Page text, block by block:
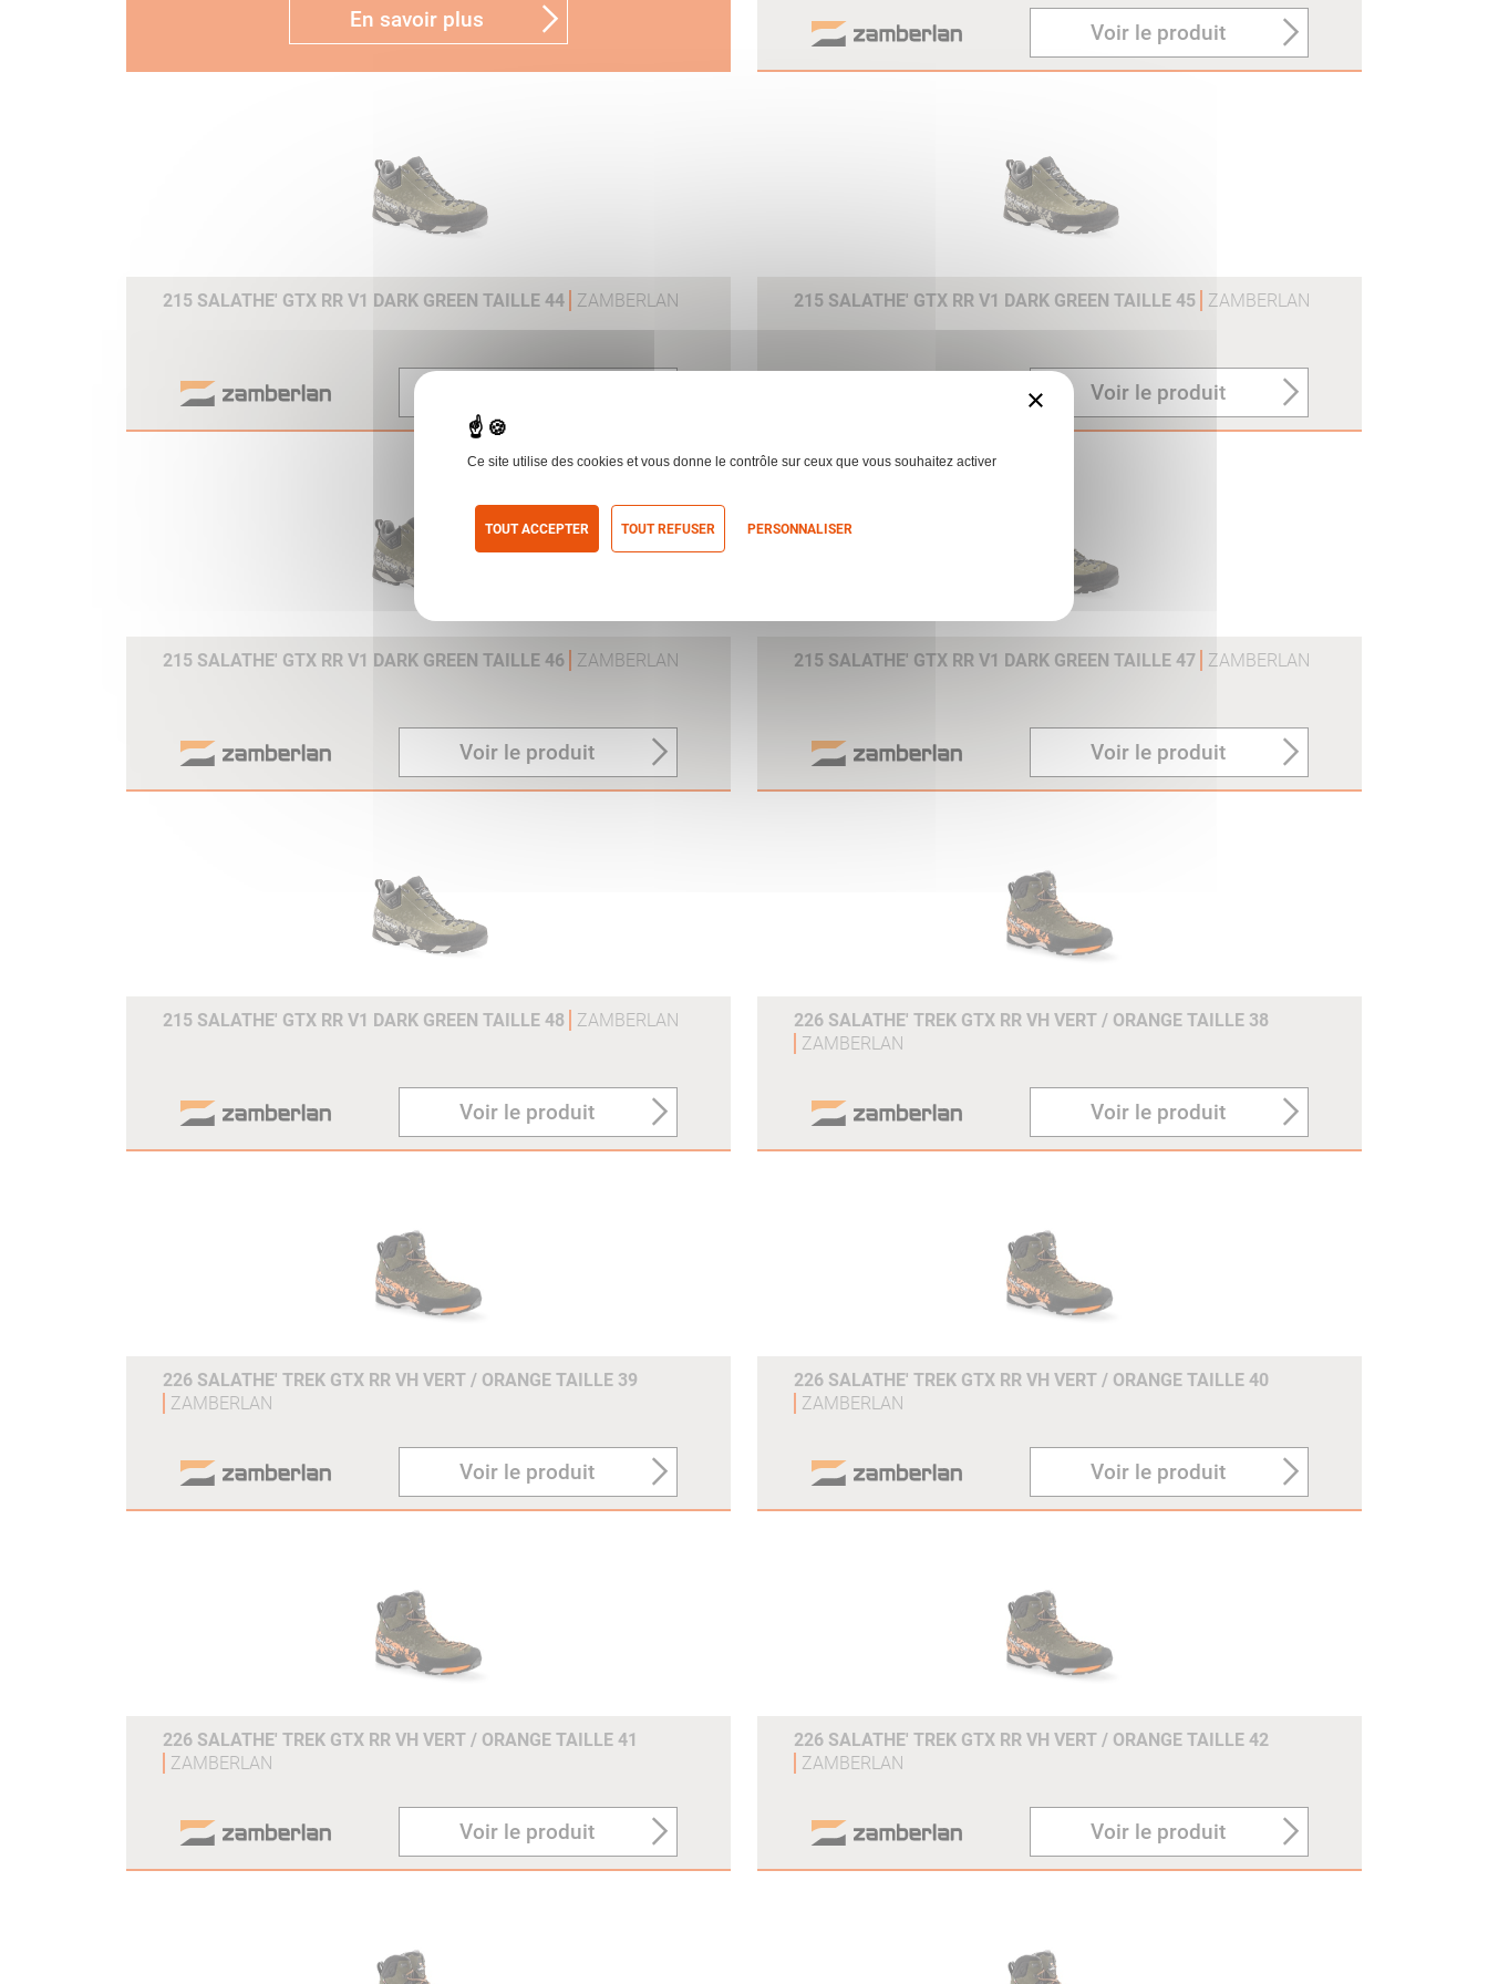
En savoir plus
Voir le produit
215 SALATHE' GTX RR V1 DARK GREEN TAILLE 44 ZAMBERLAN 215 SALATHE' GTX RR V1 DARK GREEN TAILLE 45 ZAMBERLAN
Voir le produit
215 SALATHE' GTX RR V1 DARK GREEN TAILLE 46 ZAMBERLAN
Voir le produit
215 SALATHE' GTX RR V1 DARK GREEN TAILLE 47 ZAMBERLAN
Voir le produit
215 SALATHE' GTX RR V1 DARK GREEN TAILLE 48 ZAMBERLAN
Voir le produit
226 SALATHE' TREK GTX RR VH VERT / ORANGE TAILLE 38
ZAMBERLAN
Voir le produit
226 SALATHE' TREK GTX RR VH VERT / ORANGE TAILLE 39
ZAMBERLAN
Voir le produit
226 SALATHE' TREK GTX RR VH VERT / ORANGE TAILLE 40
ZAMBERLAN
Voir le produit
226 SALATHE' TREK GTX RR VH VERT / ORANGE TAILLE 41
ZAMBERLAN
Voir le produit
226 SALATHE' TREK GTX RR VH VERT / ORANGE TAILLE 42
ZAMBERLAN
Voir le produit
×
Ce site utilise des cookies et vous donne le contrôle sur ceux que vous souhaitez activer
TOUT ACCEPTER TOUT REFUSER PERSONNALISER